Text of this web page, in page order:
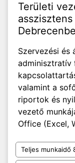
Területi
Szervezési és
adminisztratív
valamint a
riportok és
vezető
Office (Excel,
Teljes munkaidő